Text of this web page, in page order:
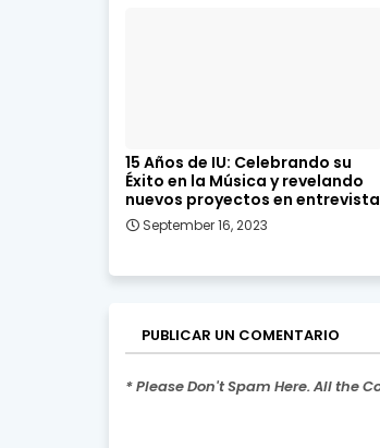
15 Años de IU: Celebrando su
Éxito en la Música y revelando
nuevos proyectos en entrevista
September 16, 2023
PUBLICAR UN COMENTARIO
* Please Don't Spam Here. All the